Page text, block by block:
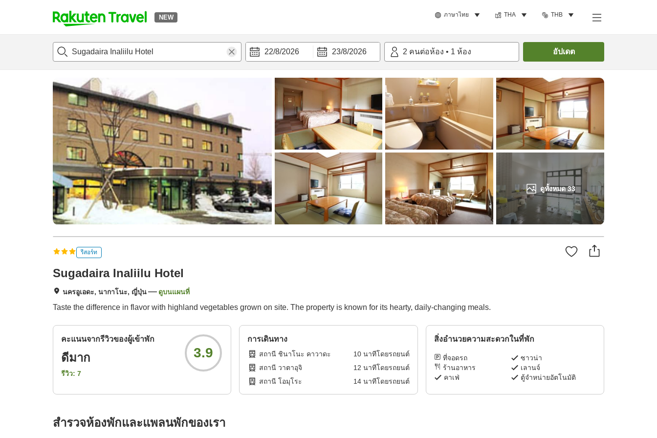
NEW ภาษาไทย THA THB
t
p
a
g
_
h
22/8/2026 23/8/2026 2 คนต่อห้อง • 1 ห้อง อัปเดต
ดูทั้งหมด33
แนะนำที่พักห้องพักและแพลนพักรีวิว ค้นหาห้องพัก
รีสอร์ท
Sugadaira Inaliilu Hotel
นครอูเอดะ, นากาโนะ, ญี่ปุ่น ดูบนแผนที่
Taste the difference in flavor with highland vegetables grown on site. The property is known for its hearty, daily-changing meals.
คะแนนจากรีวิวของผู้เข้าพัก
ดีมาก
รีวิว: 7
3.9
การเดินทาง
สถานี ชินาโนะ คาวาดะ 10นาทีโดยรถยนต์
สถานี วาตาอุจิ
12 นาทีโดยรถยนต์
สถานี โอมุโระ
14นาทีโดยรถยนต์
สิ่งอำนวยความสะดวกในที่พัก
ที่จอดรถ
ซาวน่า
ร้านอาหาร
เลานจ์
คาเฟ่
ตู้จำหน่ายอัตโนมัติ
สำรวจห้องพักและแพลนพักของเรา